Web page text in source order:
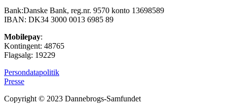
Bank:Danske Bank, reg.nr. 9570 konto 13698589
IBAN: DK34 3000 0013 6985 89
Mobilepay:
Kontingent: 48765
Flagsalg: 19229
Persondatapolitik
Presse
Copyright © 2023 Dannebrogs-Samfundet